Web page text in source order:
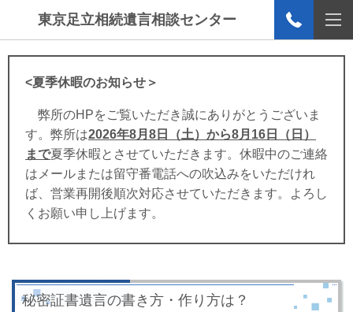
東京足立相続遺言相談センター
<夏季休暇のお知らせ＞
弊所のHPをご覧いただき誠にありがとうございま
す。弊所は2026年8月8日（土）から8月16日（日）
まで夏季休暇とさせていただきます。休暇中のご連絡
はメールまたは留守番電話への吹込みをいただけれ
ば、営業再開後順次対応させていただきます。よろし
くお願い申し上げます。
秘密証書遺言の書き方・作り方は？